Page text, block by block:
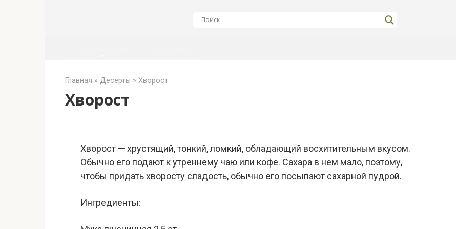
Главная » Десерты » Хворост
Хворост
Хворост — хрустящий, тонкий, ломкий, обладающий восхитительным вкусом.
Обычно его подают к утреннему чаю или кофе. Сахара в нем мало, поэтому,
чтобы придать хворосту сладость, обычно его посыпают сахарной пудрой.
Ингредиенты: